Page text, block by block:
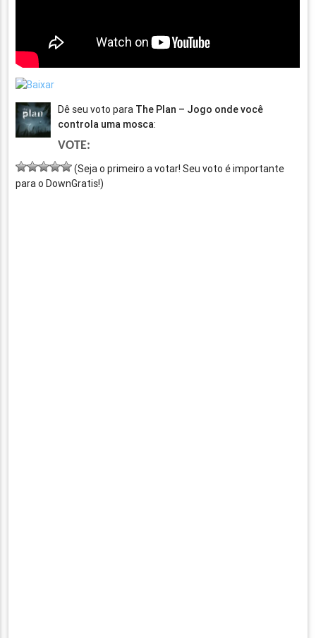
Dê seu voto para The Plan – Jogo onde você
controla uma mosca:
VOTE:
(Seja o primeiro a votar! Seu voto é importante
para o DownGratis!)